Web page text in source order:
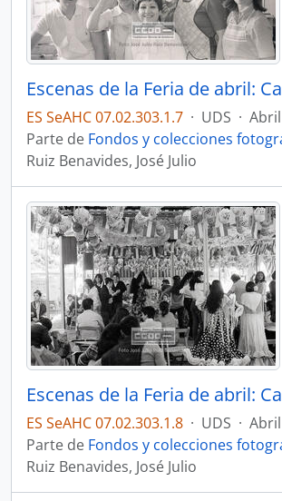
ES SeAHC 07.02.303.1.7 · UDS ·
Parte de Fondos y colecciones
Ruiz Benavides, José Julio
ES SeAHC 07.02.303.1.8 · UDS ·
Parte de Fondos y colecciones
Ruiz Benavides, José Julio